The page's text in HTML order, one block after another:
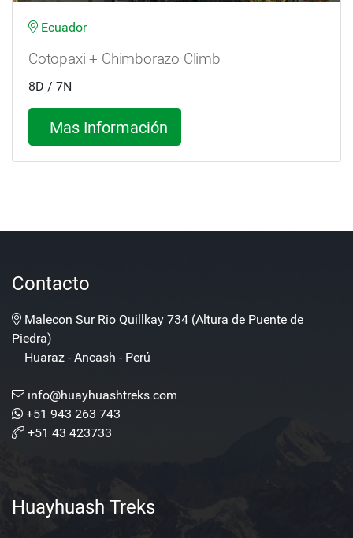
Ecuador
Cotopaxi + Chimborazo Climb
8D / 7N
Mas Información
Contacto
Malecon Sur Rio Quillkay 734 (Altura de Puente de
Piedra)
Huaraz - Ancash - Perú
info@huayhuashtreks.com
+51 943 263 743
+51 43 423733
Huayhuash Treks